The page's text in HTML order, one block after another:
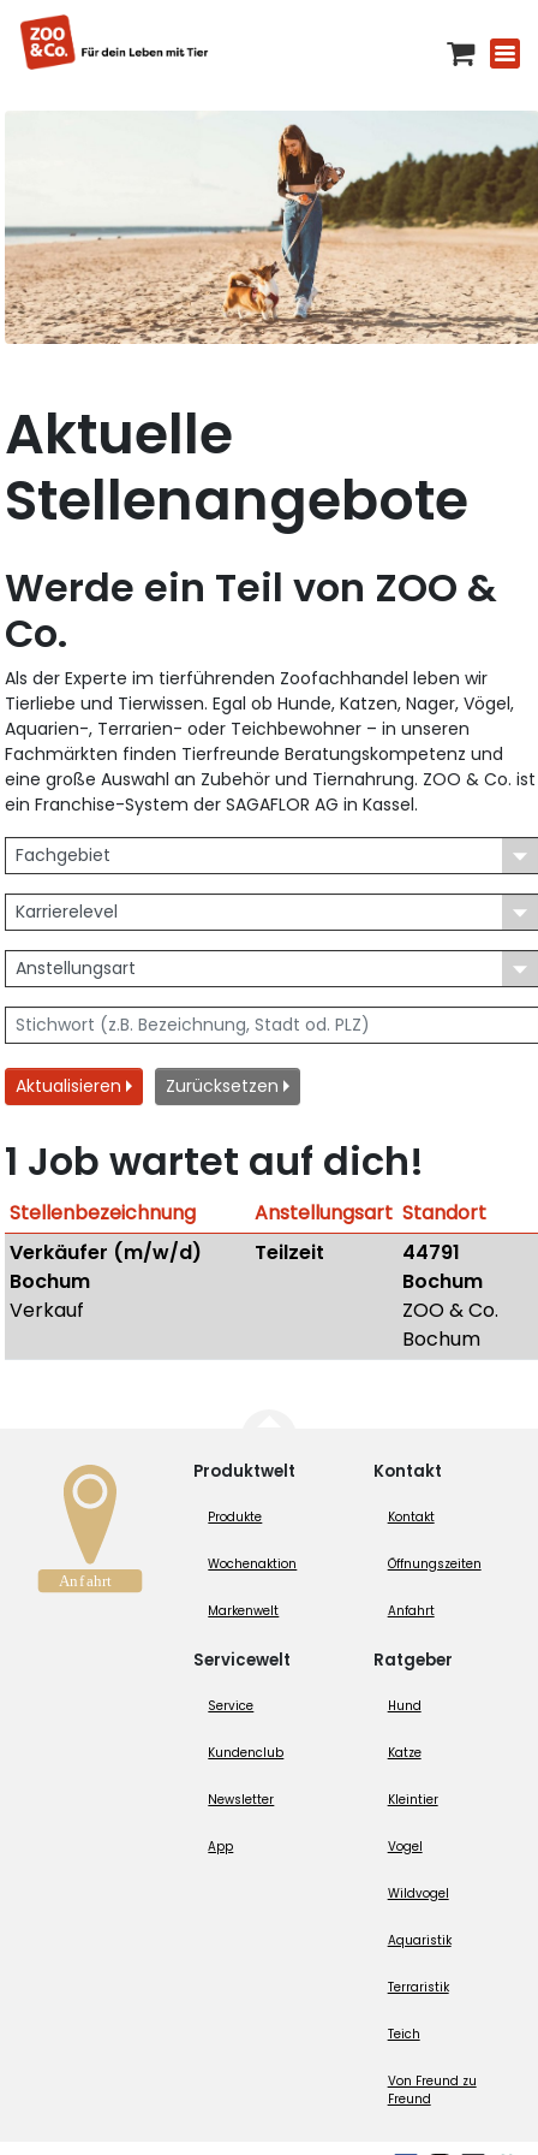
Aktuelle
Stellenangebote
Werde ein Teil von ZOO &
Co.
Als der Experte im tierführenden Zoofachhandel leben wir
Tierliebe und Tierwissen. Egal ob Hunde, Katzen, Nager, Vögel,
Aquarien-, Terrarien- oder Teichbewohner – in unseren
Fachmärkten finden Tierfreunde Beratungskompetenz und
eine große Auswahl an Zubehör und Tiernahrung. ZOO & Co. ist
ein Franchise-System der SAGAFLOR AG in Kassel.
Aktualisieren Zurücksetzen
1 Job wartet auf dich!
Stellenbezeichnung Anstellungsart Standort
Verkäufer (m/w/d)
Bochum
Verkauf
Teilzeit
44791
Bochum
ZOO & Co.
Bochum
Produktwelt
Produkte
Wochenaktion
Markenwelt
Servicewelt
Service
Kundenclub
Newsletter
App
Kontakt
Kontakt
Öffnungszeiten
Anfahrt
Ratgeber
Hund
Katze
Kleintier
Vogel
Wildvogel
Aquaristik
Terraristik
Teich
Von Freund zu
Freund